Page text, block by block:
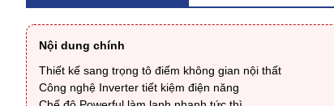
Nội dung chính
Thiết kế sang trọng tô điểm không gian nội thất
Công nghệ Inverter tiết kiệm điện năng